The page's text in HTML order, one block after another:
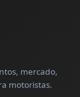
mercado,
motoristas.